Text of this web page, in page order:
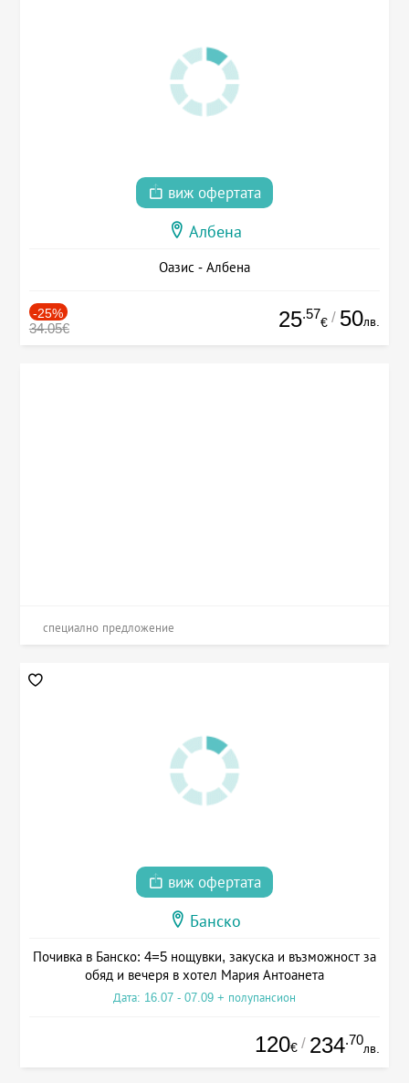
виж офертата
Албена
Оазис - Албена
-25%
34.05€ 25.57
€ / 50лв.
специално предложение
виж офертата
Банско
Почивка в Банско: 4=5 нощувки, закуска и възможност за
обяд и вечеря в хотел Мария Антоанета
Дата: 16.07 - 07.09 + полупансион
120€ / 234.70
лв.